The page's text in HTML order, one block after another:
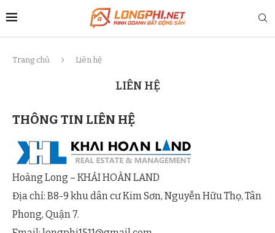
Trang chủ Liên hệ
LIÊN HỆ
THÔNG TIN LIÊN HỆ
Hoàng Long – KHẢI HOÀN LAND
Địa chỉ: B8-9 khu dân cư Kim Sơn, Nguyễn Hữu Thọ, Tân
Phong, Quận 7.